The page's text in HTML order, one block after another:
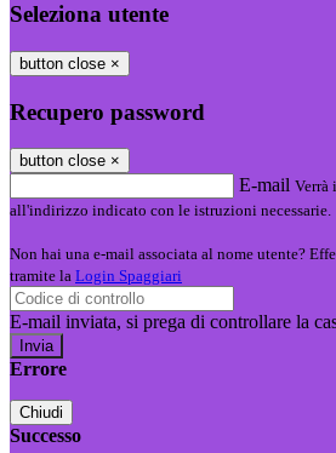
Seleziona utente
button close ×
Recupero password
button close ×
E-mail Verrà
all'indirizzo indicato con le istruzioni necessarie.
Non hai una e-mail associata al nome utente?
tramite la Login Spaggiari
E-mail inviata, si prega di controllare la
Errore
Chiudi
Successo